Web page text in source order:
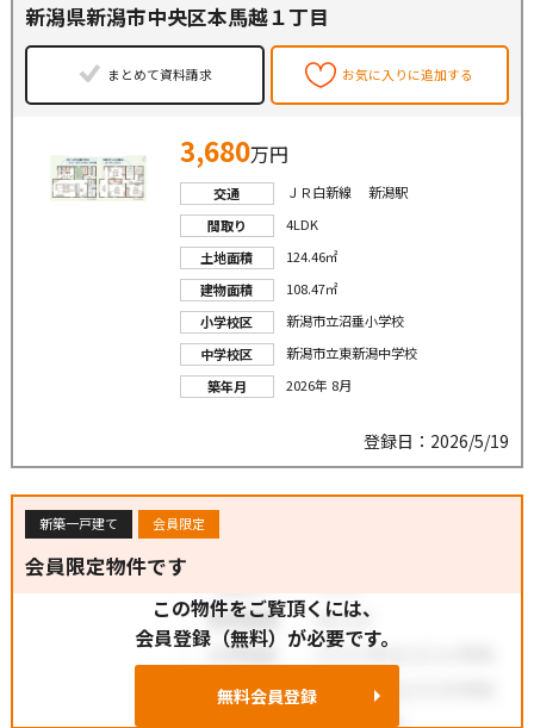
新潟県新潟市中央区本馬越１丁目
まとめて資料請求 お気に入りに追加する
3,680万円
交通
ＪＲ白新線 新潟駅
間取り
4LDK
土地面積
124.46㎡
建物面積
108.47㎡
小学校区
新潟市立沼垂小学校
中学校区
新潟市立東新潟中学校
築年月
2026年 8月
登録日：2026/5/19
新築一戸建て 会員限定
会員限定物件です
この物件をご覧頂くには、
会員登録（無料）が必要です。
無料会員登録